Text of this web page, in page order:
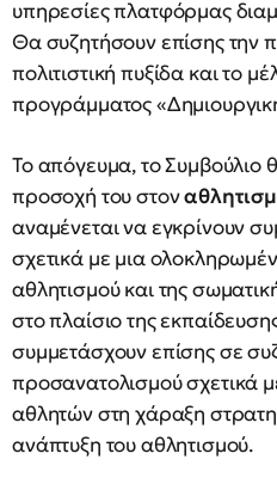
υπηρεσίες πλατφόρμας
Θα συζητήσουν επίσης την
πολιτιστική πυξίδα και το
προγράμματος
Το απόγευμα, το Συμβούλιο
προσοχή του στον
αναμένεται να εγκρίνουν
σχετικά με μια
αθλητισμού και της
στο πλαίσιο της
συμμετάσχουν επίσης σε
προσανατολισμού σχετικά
αθλητών στη χάραξη
ανάπτυξη του αθλητισμού.